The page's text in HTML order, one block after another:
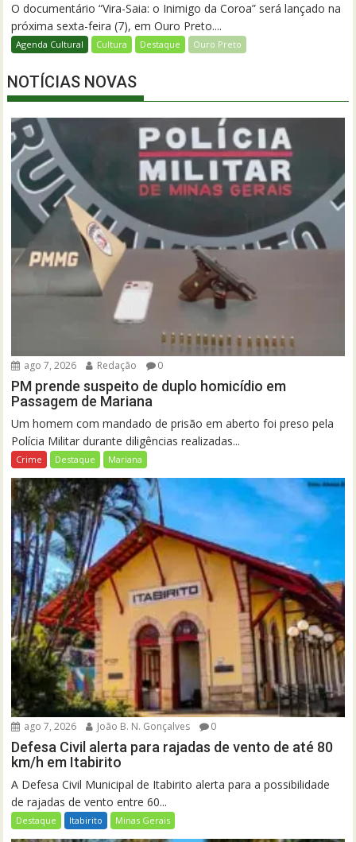
O documentário “Vira-Saia: o Inimigo da Coroa” será lançado na
próxima sexta-feira (7), em Ouro Preto....
Agenda Cultural Cultura Destaque Ouro Preto
NOTÍCIAS NOVAS
ago 7, 2026 Redação 0
PM prende suspeito de duplo homicídio em
Passagem de Mariana
Um homem com mandado de prisão em aberto foi preso pela
Polícia Militar durante diligências realizadas...
Crime Destaque Mariana
ago 7, 2026 João B. N. Gonçalves 0
Defesa Civil alerta para rajadas de vento de até 80
km/h em Itabirito
A Defesa Civil Municipal de Itabirito alerta para a possibilidade
de rajadas de vento entre 60...
Destaque Itabirito Minas Gerais